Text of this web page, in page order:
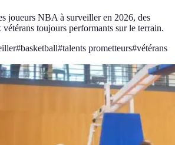
joueurs NBA à surveiller en 2026, des
vétérans toujours performants sur le terrain.
#basketball#talents prometteurs#vétérans